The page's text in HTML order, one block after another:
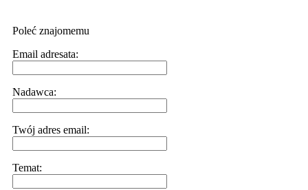
Poleć znajomemu
Email adresata:
Nadawca:
Twój adres email:
Temat: